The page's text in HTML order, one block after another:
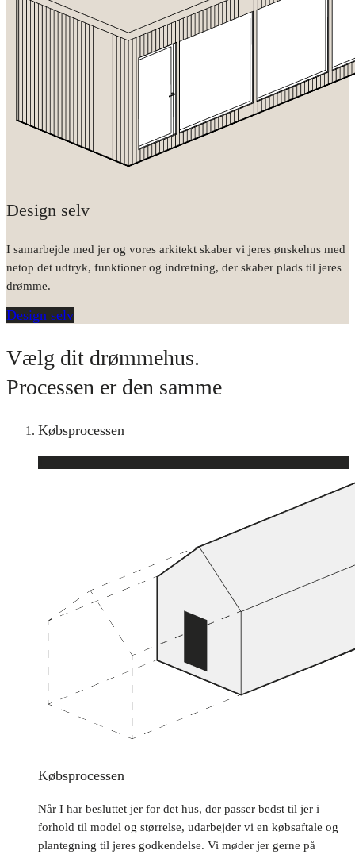
Design selv
I samarbejde med jer og vores arkitekt skaber vi jeres ønskehus med
netop det udtryk, funktioner og indretning, der skaber plads til jeres
drømme.
Design selv
Vælg dit drømmehus.
Processen er den samme
Købsprocessen
Købsprocessen
Når I har besluttet jer for det hus, der passer bedst til jer i
forhold til model og størrelse, udarbejder vi en købsaftale og
plantegning til jeres godkendelse. Vi møder jer gerne på